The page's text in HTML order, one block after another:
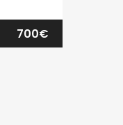
700€